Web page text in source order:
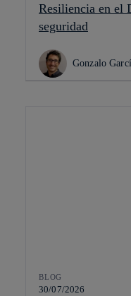
Resiliencia en el
seguridad
Gonzalo
BLOG
30/07/2026